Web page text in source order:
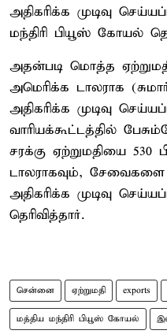
அதிகரிக்க முடிவு
மந்திரி பியூஸ் கோயல்
அதன்படி மொத்த
அமெரிக்க டாலராக
அதிகரிக்க முடிவு
வாரியக்கூட்டத்தில்
சரக்கு ஏற்றுமதியை 530
டாலராகவும், சேவைகளை
அதிகரிக்க முடிவு
தெரிவித்தார்.
சென்னை ஏற்றுமதி exports
மத்திய மந்திரி பியூஸ் கோயல்